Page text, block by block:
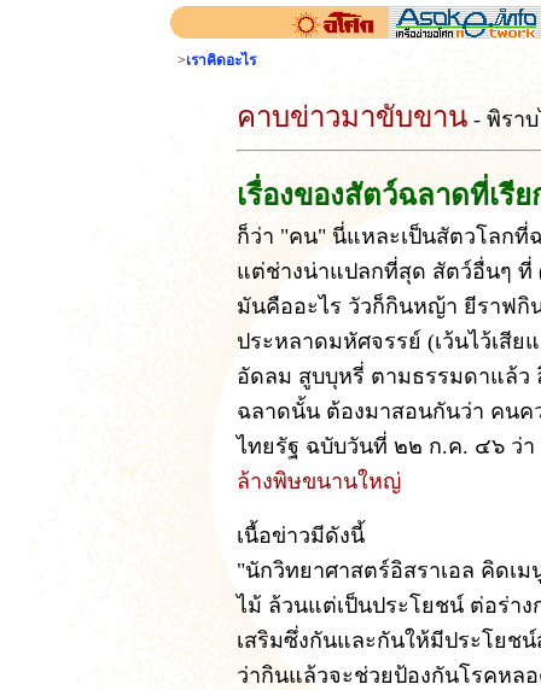
>เราคิดอะไร
คาบข่าวมาขับขาน - พิรา
เรื่องของสัตว์ฉลาดที่เรี
ก็ว่า "คน" นี่แหละเป็นสัตวโลก
แต่ช่างน่าแปลกที่สุด สัตว์อื่นๆ ที่
มันคืออะไร วัวก็กินหญ้า ยีราฟกิ
ประหลาดมหัศจรรย์ (เว้นไว้เสี
อัดลม สูบบุหรี่ ตามธรรมดาแล้
ฉลาดนั้น ต้องมาสอนกันว่า คนค
ไทยรัฐ ฉบับวันที่ ๒๒ ก.ค. ๔๖ ว่า
ล้างพิษขนานใหญ
เนื้อข่าวมีดังนี้
"นักวิทยาศาสตร์อิสราเอล คิดเ
ไม้ ล้วนแต่เป็นประโยชน์ ต่อร่าง
เสริมซึ่งกันและกันให้มีประโยช
ว่ากินแล้วจะช่วยป้องกันโรคหล